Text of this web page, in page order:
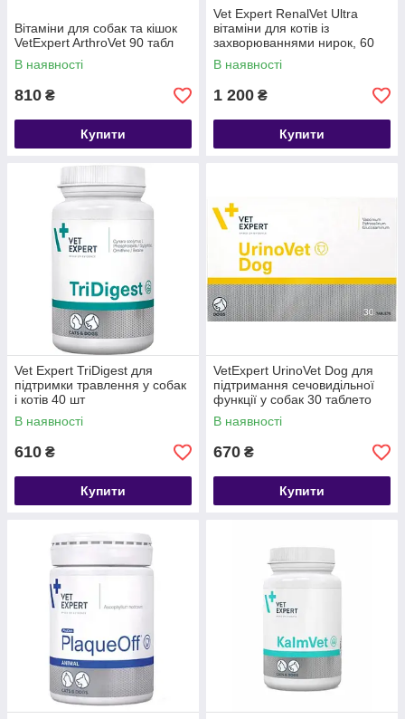
Вітаміни для собак та кішок
VetExpert ArthroVet 90 табл
В наявності
810 ₴
Купити
Vet Expert RenalVet Ultra
вітаміни для котів із
захворюваннями нирок, 60
табл
В наявності
1 200 ₴
Купити
Vet Expert TriDigest для
підтримки травлення у собак
і котів 40 шт
В наявності
610 ₴
Купити
VetExpert UrinoVet Dog для
підтримання сечовидільної
функції у собак 30 таблето
В наявності
670 ₴
Купити